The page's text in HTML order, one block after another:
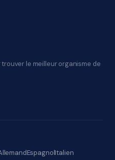
le meilleur organisme de
EspagnolItalien